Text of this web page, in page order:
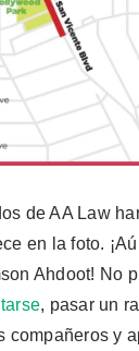
de AA Law
en la foto.
Ahdoot! No
, pasar un
compañeros y